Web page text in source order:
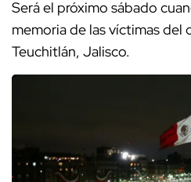
Será el próximo sábado
memoria de las víctimas
Teuchitlán, Jalisco.